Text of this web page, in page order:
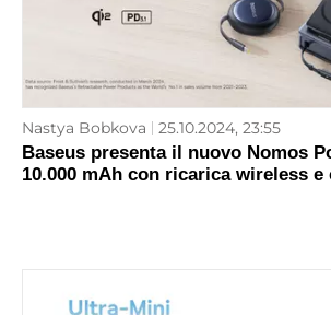
Nastya Bobkova 25.10.2024, 23:55
Baseus presenta il nuovo Nomos
10.000 mAh con ricarica wireless e